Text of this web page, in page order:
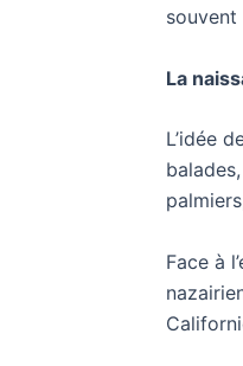
La
L’idée
Face à